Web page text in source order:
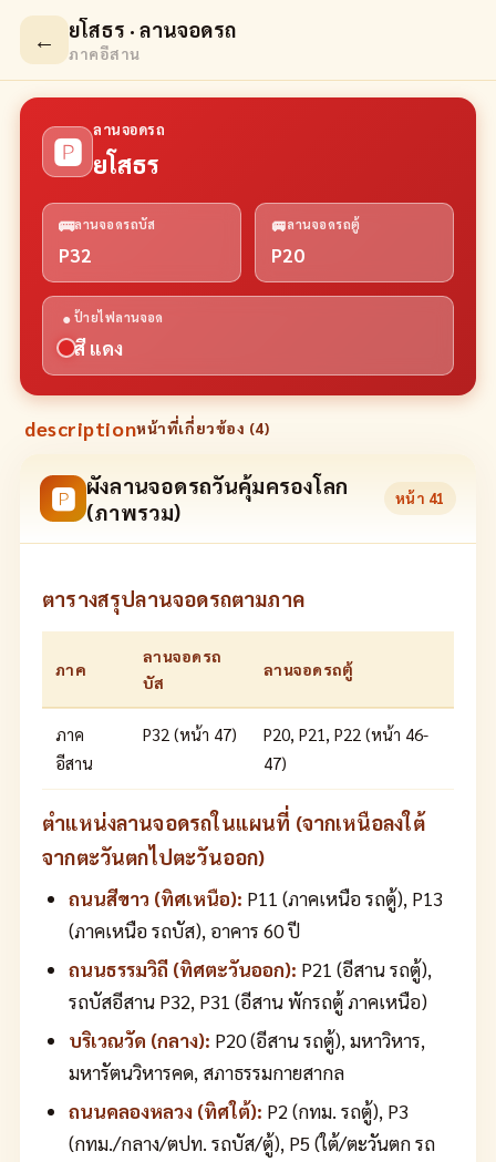
← ยโสธร · ลานจอดรถ
ภาคอีสาน
🅿
ลานจอดรถ
ยโสธร
🚌ลานจอดรถบัส
P32
🚐ลานจอดรถตู้
P20
● ป้ายไฟลานจอด
สี แดง
descriptionหน้าที่เกี่ยวข้อง (4)
🅿 ผังลานจอดรถวันคุ้มครองโลก
(ภาพรวม)
หน้า 41
ตารางสรุปลานจอดรถตามภาค
ภาค
ลานจอดรถ
บัส
ลานจอดรถตู้
ภาค
อีสาน
P32 (หน้า 47)
P20, P21, P22 (หน้า 46-
47)
ตำแหน่งลานจอดรถในแผนที่ (จากเหนือลงใต้
จากตะวันตกไปตะวันออก)
ถนนสีขาว (ทิศเหนือ): P11 (ภาคเหนือ รถตู้), P13
(ภาคเหนือ รถบัส), อาคาร 60 ปี
ถนนธรรมวิถี (ทิศตะวันออก): P21 (อีสาน รถตู้),
รถบัสอีสาน P32, P31 (อีสาน พักรถตู้ ภาคเหนือ)
บริเวณวัด (กลาง): P20 (อีสาน รถตู้), มหาวิหาร,
มหารัตนวิหารคด, สภาธรรมกายสากล
ถนนคลองหลวง (ทิศใต้): P2 (กทม. รถตู้), P3
(กทม./กลาง/ตปท. รถบัส/ตู้), P5 (ใต้/ตะวันตก รถ